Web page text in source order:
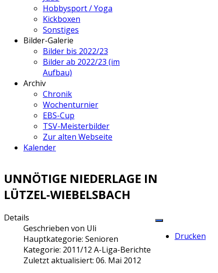
Hobbysport / Yoga
Kickboxen
Sonstiges
Bilder-Galerie
Bilder bis 2022/23
Bilder ab 2022/23 (im
Aufbau)
Archiv
Chronik
Wochenturnier
EBS-Cup
TSV-Meisterbilder
Zur alten Webseite
Kalender
UNNÖTIGE NIEDERLAGE IN
LÜTZEL-WIEBELSBACH
Drucken
Details
Geschrieben von Uli
Hauptkategorie: Senioren
Kategorie: 2011/12 A-Liga-Berichte
Zuletzt aktualisiert: 06. Mai 2012